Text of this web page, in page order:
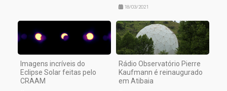
18/03/2021
Imagens incríveis do
Eclipse Solar feitas pelo
CRAAM
Rádio Observatório Pierre
Kaufmann é reinaugurado
em Atibaia